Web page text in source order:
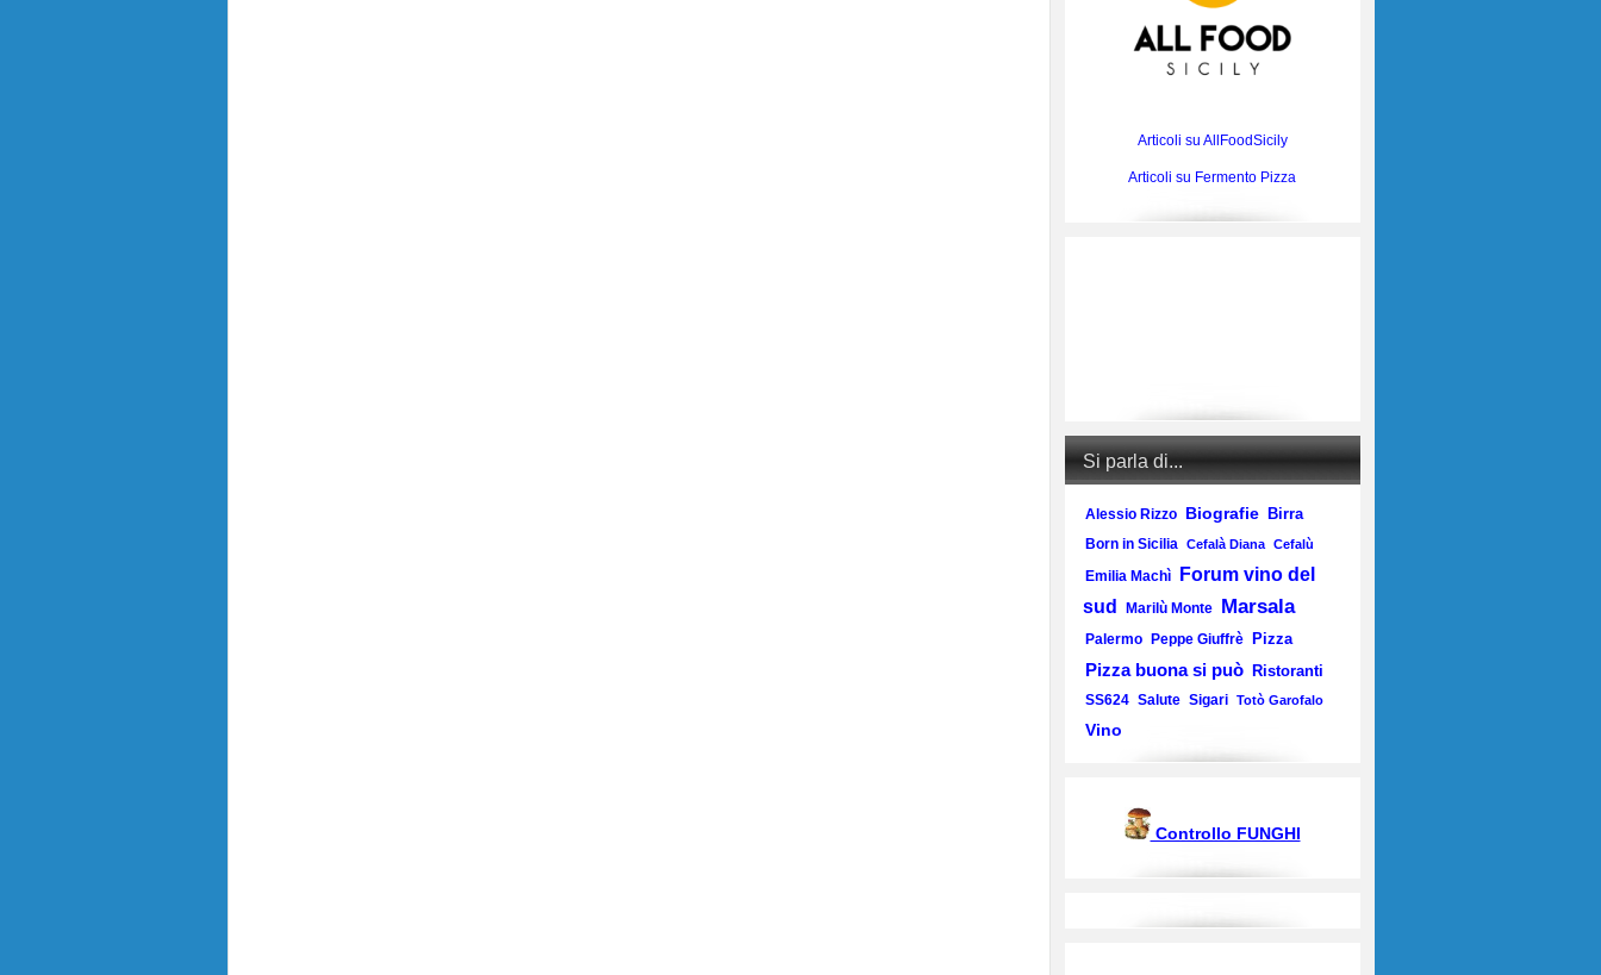
Articoli su AllFoodSicily
Articoli su Fermento Pizza
Si parla di...
Alessio Rizzo Biografie Birra
Born in Sicilia Cefalà Diana Cefalù
Emilia Machì
Forum vino del
sud
Marilù Monte Marsala
Palermo Peppe Giuffrè Pizza
Pizza buona si può Ristoranti
SS624 Salute Sigari Totò Garofalo
Vino
Controllo FUNGHI